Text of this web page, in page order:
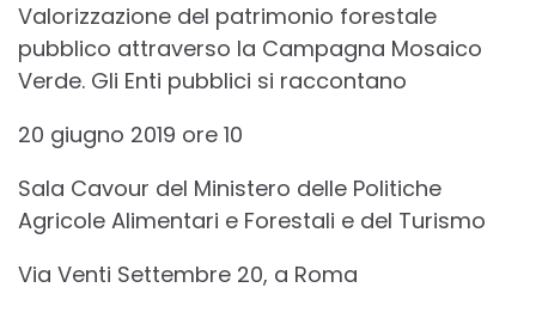
Valorizzazione del patrimonio forestale
pubblico attraverso la Campagna Mosaico
Verde. Gli Enti pubblici si raccontano
20 giugno 2019 ore 10
Sala Cavour del Ministero delle Politiche
Agricole Alimentari e Forestali e del Turismo
Via Venti Settembre 20, a Roma